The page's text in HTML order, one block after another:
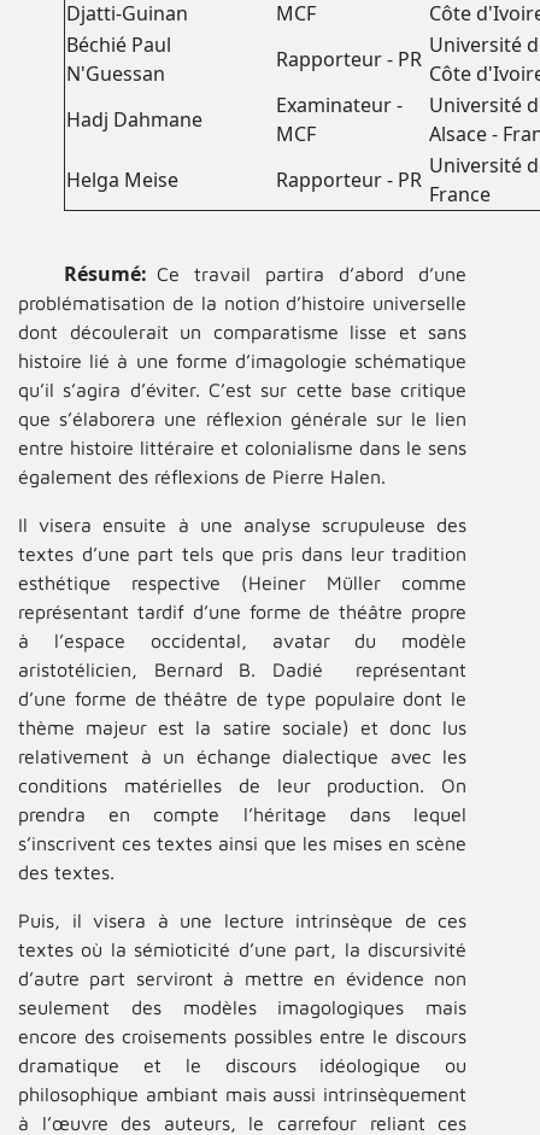
Djatti-Guinan
MCF
Côte
Béchié Paul
N'Guessan
Rapporteur - PR
Université
Côte
Hadj Dahmane
Examinateur -
MCF
Université
Alsace -
Helga Meise
Rapporteur - PR
Université
France
Résumé
Ce travail partira d’abord d’une
problématisation de la notion d’histoire universelle
dont découlerait un comparatisme lisse et sans
histoire lié à une forme d’imagologie schématique
qu’il s’agira d’éviter. C’est sur cette base critique
que s’élaborera une réflexion générale sur le lien
entre histoire littéraire et colonialisme dans le sens
également des réflexions de Pierre Halen.
Il visera ensuite à une analyse scrupuleuse des
textes d’une part tels que pris dans leur tradition
esthétique respective (Heiner Müller comme
représentant tardif d’une forme de théâtre propre
à l’espace occidental, avatar du modèle
aristotélicien, Bernard B. Dadié représentant
d’une forme de théâtre de type populaire dont le
thème majeur est la satire sociale) et donc lus
relativement à un échange dialectique avec les
conditions matérielles de leur production. On
prendra en compte l’héritage dans lequel
s’inscrivent ces textes ainsi que les mises en scène
des textes.
Puis, il visera à une lecture intrinsèque de ces
textes où la sémioticité d’une part, la discursivité
d’autre part serviront à mettre en évidence non
seulement des modèles imagologiques mais
encore des croisements possibles entre le discours
dramatique et le discours idéologique ou
philosophique ambiant mais aussi intrinsèquement
à l’œuvre des auteurs, le carrefour reliant ces